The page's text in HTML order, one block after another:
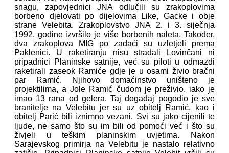
snagu, zapovjednici JNA odlučili su zrakoplovima
borbeno djelovati po dijelovima Like, Gacke i obje
strane Velebita. Zrakoplovstvo JNA 2. i 3. siječnja
1992. godine izvršilo je više borbenih naleta. Također,
dva zrakoplova MIG po zadaći su uzletjeli prema
Paklenici. U raketiranju nisu stradali Lovinčani ni
pripadnici Planinske satnije, već su piloti u odmazdi
raketirali zaseok Ramiće gdje je u osami živio bračni
par Ramić. Njihovo domaćinstvo uništeno je
projektilima, a Jole Ramić čudom je preživio, iako je
imao 13 rana od gelera. Taj događaj pogodio je sve
branitelje na Velebitu jer su uz obitelj Ramić, kao i
obitelj Parić bili iznimno vezani. Svi su jako cijenili te
ljude, ne samo što su im bili od pomoći već i što su
živjeli u teškim planinskim uvjetima. Nakon
Sarajevskog primirja na Velebitu je nastalo relativno